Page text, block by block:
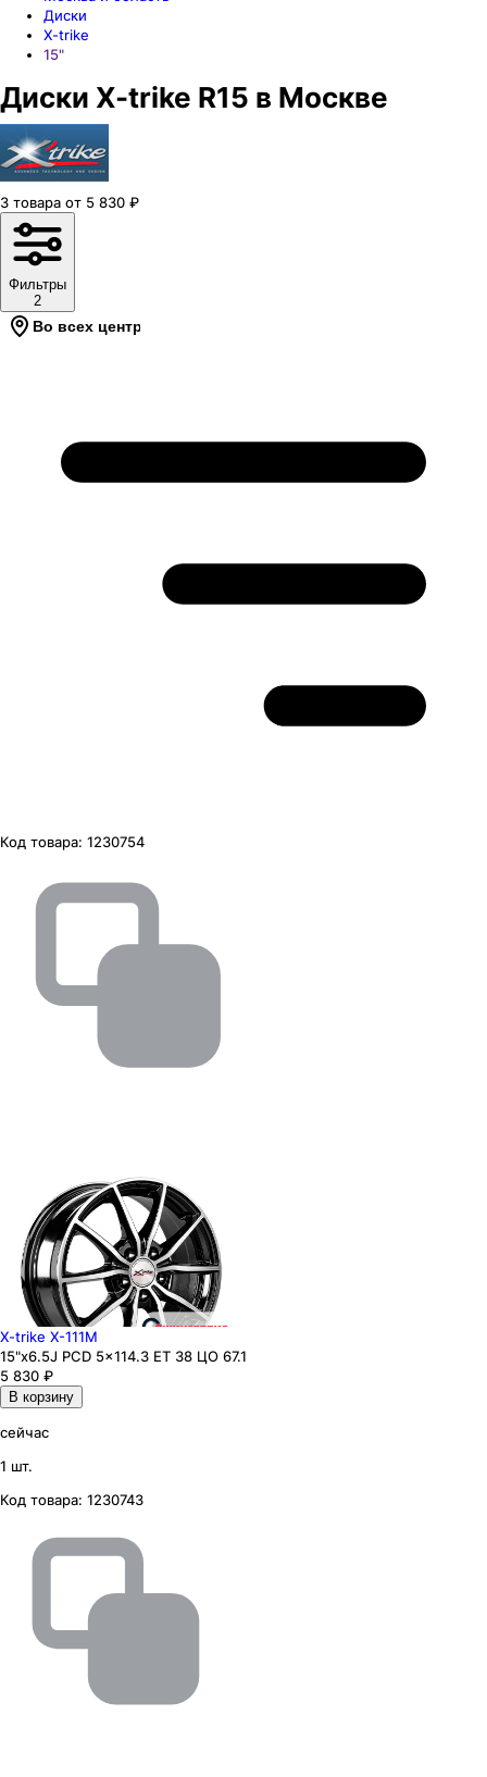
Диски
X-trike
15"
Диски X-trike R15 в Москве
3 товара от 5 830 ₽
Фильтры
2
Во всех центрах
Код товара: 1230754
X-trike X-111M
15"x6.5J PCD 5x114.3 ЕТ 38 ЦО 67.1
5 830 ₽
В корзину
сейчас
1 шт.
Код товара: 1230743